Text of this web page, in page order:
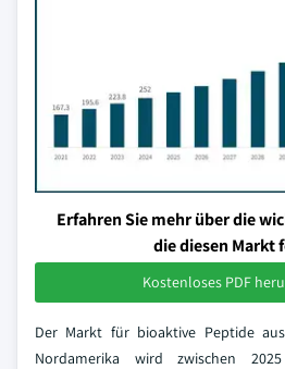
Erfahren Sie mehr über die
die diesen Markt
Kostenloses PDF
Der Markt für bioaktive Peptide
Nordamerika wird zwischen